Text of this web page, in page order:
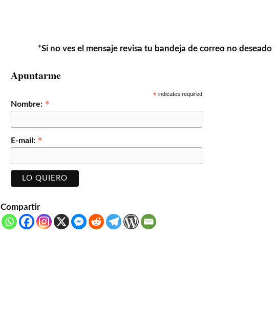
*Si no ves el mensaje revisa tu bandeja de correo no deseado
Apuntarme
* indicates required
Nombre: *
E-mail: *
Compartir